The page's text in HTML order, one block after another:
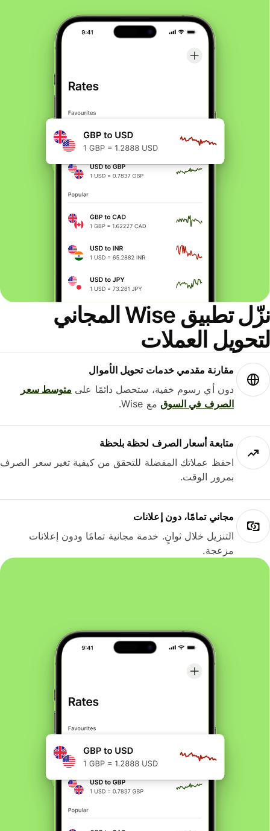
نزّل تطبيق Wise المجاني
العملات
مقارنة مقدمي خدمات تحويل الأموال
دون أي رسوم خفية، ستحصل دائمًا علىمتوسط ​​سعر
الصرف في السوقمع Wise.
متابعة أسعار الصرف لحظة بلحظة
احفظ عملاتك المفضلة للتحقق من كيفية تغير سعر الصرف
بمرور الوقت.
مجاني تمامًا، دون إعلانات
التنزيل خلال ثوانٍ. خدمة مجانية تمامًا ودون إعلانات
مزعجة.